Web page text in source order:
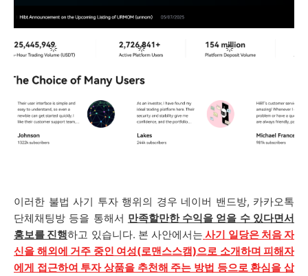
이러한 불법 사기 투자 행위의 경우 네이버 밴드방, 카카오톡
단체채팅방 등을 통해서 만족할만한 수익을 얻을 수 있다면서
홍보를 진행하고 있습니다. 본 사안에서는 사기 일당은 처음 자
신을 해외에 거주 중인 여성(로맨스스캠)으로 소개하며 피해자
에게 접근하여 투자 상품을 추천해 주는 방법 등으로 환심을 삽